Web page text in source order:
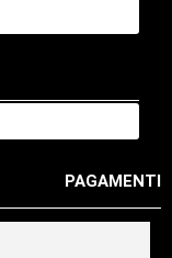
PAGAMENTI